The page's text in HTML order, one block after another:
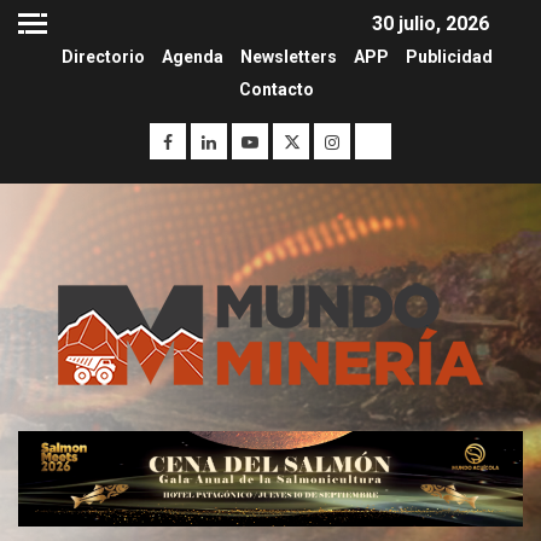
30 julio, 2026
Directorio Agenda Newsletters APP
Publicidad
Contacto